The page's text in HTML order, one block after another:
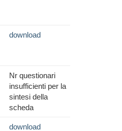
download
Nr questionari
insufficienti per la
sintesi della
scheda
download